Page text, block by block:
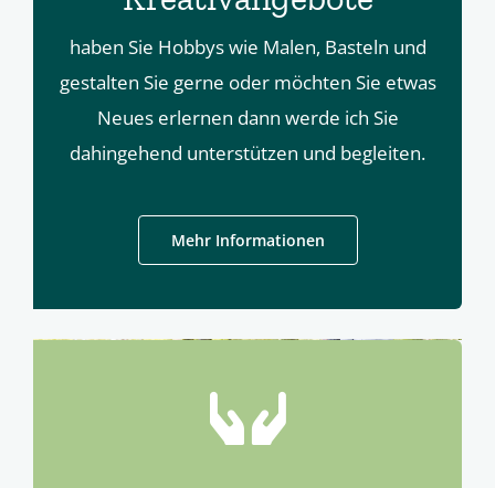
haben Sie Hobbys wie Malen, Basteln und
gestalten Sie gerne oder möchten Sie etwas
Neues erlernen dann werde ich Sie
dahingehend unterstützen und begleiten.
Mehr Informationen